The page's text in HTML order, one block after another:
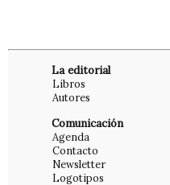
La editorial
Libros
Autores
Comunicación
Agenda
Contacto
Newsletter
Logotipos